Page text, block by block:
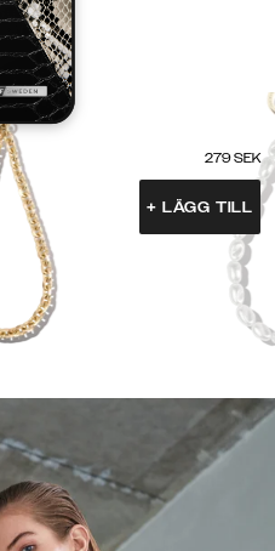
279 SEK
+ LÄGG TILL